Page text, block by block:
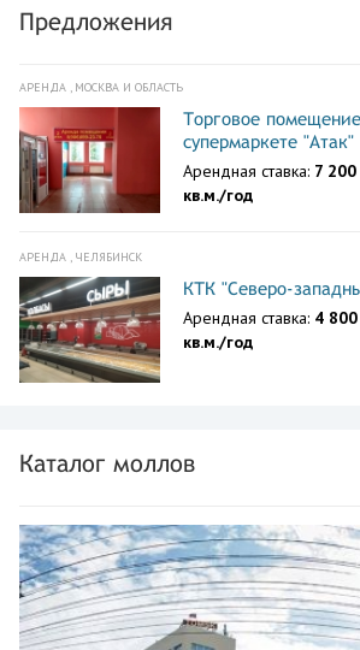
Предложения
АРЕНДА , МОСКВА И ОБЛАСТЬ
Торговое
супермаркете "Атак"
Арендная ставка: 7 200
кв.м./год
АРЕНДА , ЧЕЛЯБИНСК
КТК "Северо-
Арендная ставка: 4
кв.м./год
Каталог моллов